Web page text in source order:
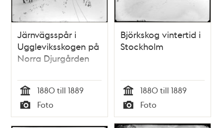
Järnvägsspår i
Uggleviksskogen på
Norra Djurgården
Tid
1880 till 1889
Typ
Foto
Björkskog vintertid i
Stockholm
Tid
1880 till 1889
Typ
Foto